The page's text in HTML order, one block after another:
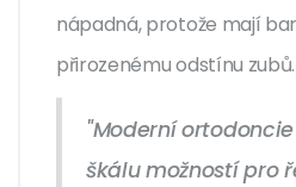
nápadná, protože mají
přirozenému odstínu zubů.
"Moderní
škálu možností pro